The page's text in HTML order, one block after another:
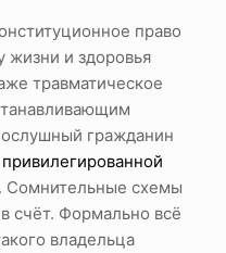
право
жизни и здоровья
травматическое
гражданин
привилегированной
Сомнительные схемы
счёт. Формально всё
владельца